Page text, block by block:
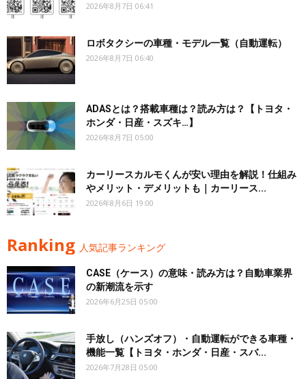
2026年8月7日 06:41
ロボタクシーの車種・モデル一覧（自動運転）
2026年8月7日 06:40
ADASとは？搭載車種は？読み方は？【トヨタ・
ホンダ・日産・スズキ…】
2026年8月7日 05:00
カーリースカルモくんが安い理由を解説！仕組み
やメリット・デメリットも｜カーリース...
2026年8月6日 19:00
Ranking 人気記事ランキング
CASE（ケース）の意味・読み方は？自動車業界
の新潮流を示す
2026年6月25日 05:00
手放し（ハンズオフ）・自動運転ができる車種・
機能一覧【トヨタ・ホンダ・日産・スバ...
2026年7月28日 05:00